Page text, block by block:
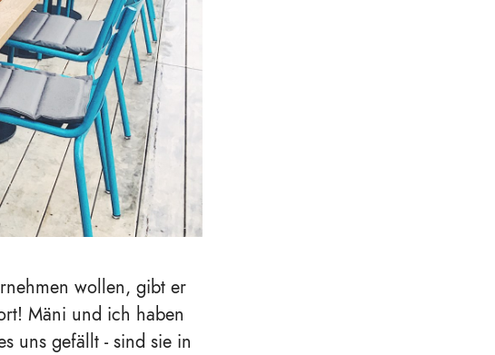
wollen, gibt er
Mäni und ich haben
uns gefällt - sind sie in